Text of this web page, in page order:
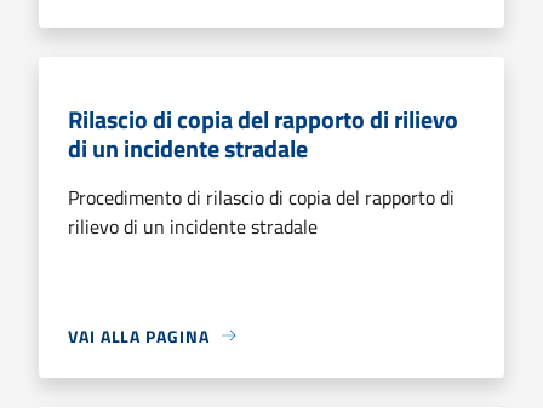
Rilascio di copia del rapporto di rilievo
di un incidente stradale
Procedimento di rilascio di copia del rapporto di
rilievo di un incidente stradale
VAI ALLA PAGINA